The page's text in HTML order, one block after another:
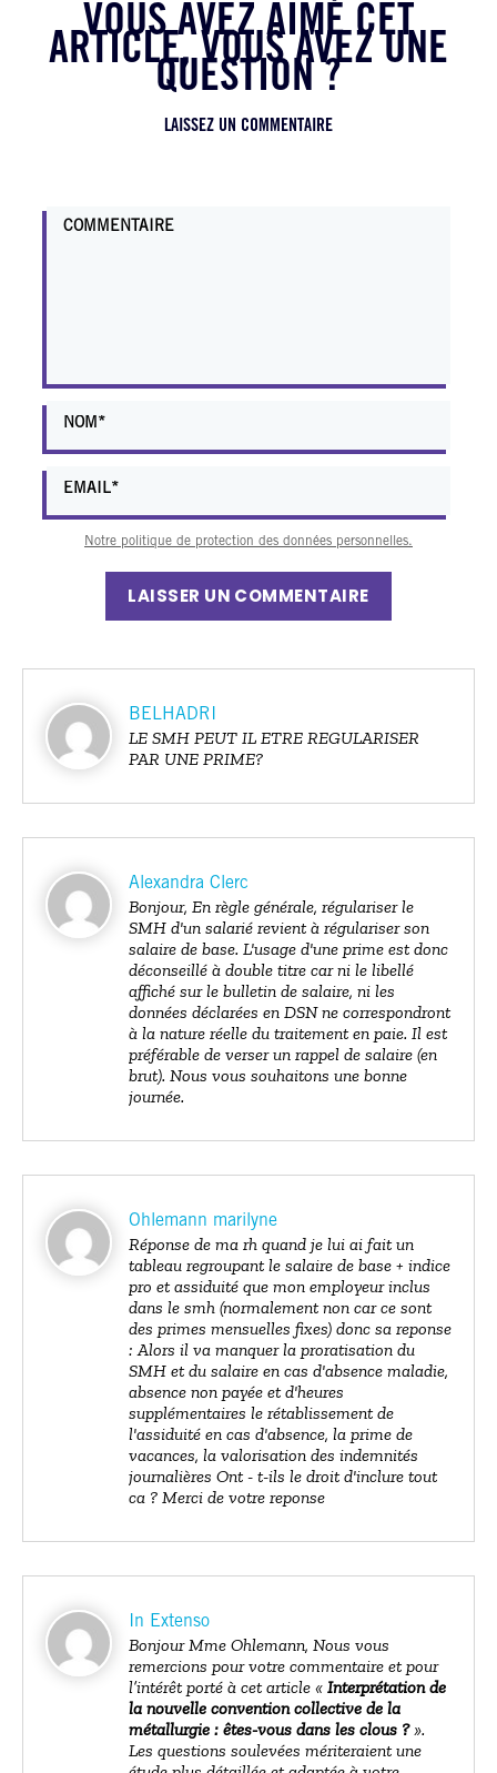
VOUS AVEZ AIMÉ CET
ARTICLE, VOUS AVEZ UNE
QUESTION ?
LAISSEZ UN COMMENTAIRE
Notre politique de protection des données personnelles.
LAISSER UN COMMENTAIRE
BELHADRI
LE SMH PEUT IL ETRE REGULARISER
PAR UNE PRIME?
Alexandra Clerc
Bonjour, En règle générale, régulariser le
SMH d'un salarié revient à régulariser son
salaire de base. L'usage d'une prime est donc
déconseillé à double titre car ni le libellé
affiché sur le bulletin de salaire, ni les
données déclarées en DSN ne correspondront
à la nature réelle du traitement en paie. Il est
préférable de verser un rappel de salaire (en
brut). Nous vous souhaitons une bonne
journée.
Ohlemann marilyne
Réponse de ma rh quand je lui ai fait un
tableau regroupant le salaire de base + indice
pro et assiduité que mon employeur inclus
dans le smh (normalement non car ce sont
des primes mensuelles fixes) donc sa reponse
: Alors il va manquer la proratisation du
SMH et du salaire en cas d'absence maladie,
absence non payée et d'heures
supplémentaires le rétablissement de
l'assiduité en cas d'absence, la prime de
vacances, la valorisation des indemnités
journalières Ont - t-ils le droit d'inclure tout
ca ? Merci de votre reponse
In Extenso
Bonjour Mme Ohlemann, Nous vous
remercions pour votre commentaire et pour
l’intérêt porté à cet article « Interprétation de
la nouvelle convention collective de la
métallurgie : êtes-vous dans les clous ?».
Les questions soulevées mériteraient une